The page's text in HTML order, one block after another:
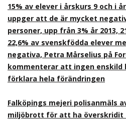
15% av elever i årskurs 9 och i
uppger att de är mycket
personer, upp från 3% år 2013,
22,6% av svenskfödda elever
negativa, Petra Mårselius på
kommenterar att ingen
förklara hela förändringen
Falköpings mejeri polisanmäls
miljöbrott för att ha överskridit